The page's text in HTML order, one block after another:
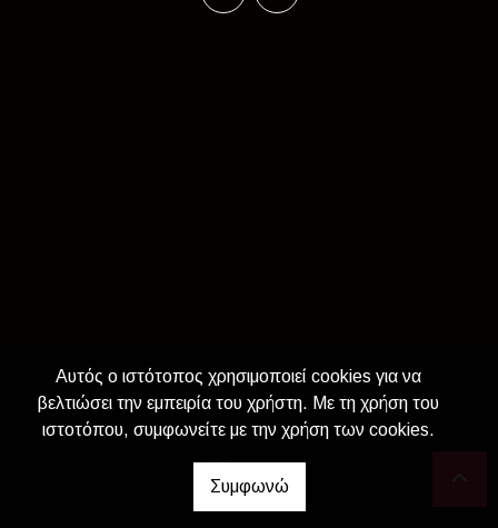
Αυτός ο ιστότοπος χρησιμοποιεί cookies για να
βελτιώσει την εμπειρία του χρήστη. Με τη χρήση του
ιστοτόπου, συμφωνείτε με την χρήση των cookies.
Συμφωνώ